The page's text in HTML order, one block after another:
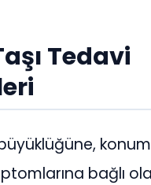
Tedavi
bağlı